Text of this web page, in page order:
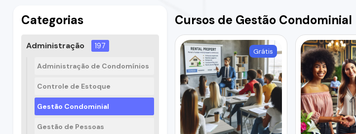
Categorias
Administração 197
Administração de Condomínios
Controle de Estoque
Gestão Condominial
Gestão de Pessoas
Cursos de Gestão Condominial
Grátis